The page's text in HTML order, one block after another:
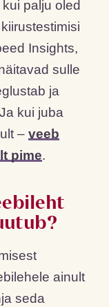
palju oled
Insights,
sulle
ja
kui juba
– veeb
pime.
ainult
seda